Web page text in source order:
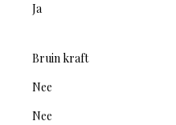
Ja
Bruin kraft
Nee
Nee